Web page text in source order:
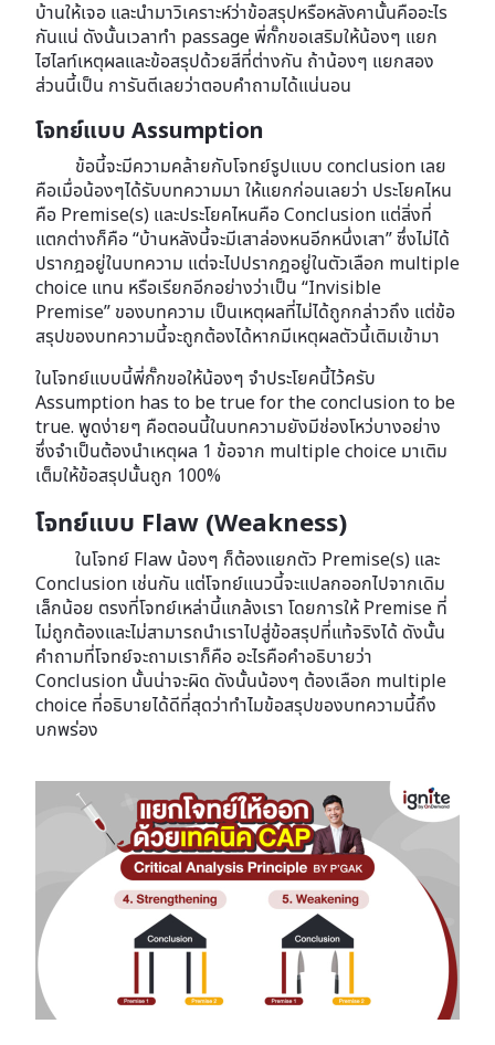
บ้านให้เจอ และนำมาวิเคราะห์ว่าข้อสรุปหรือหลังคานั้นคืออะไร
กันแน่ ดังนั้นเวลาทำ passage พี่กั๊กขอเสริมให้น้องๆ แยก
ไฮไลท์เหตุผลและข้อสรุปด้วยสีที่ต่างกัน ถ้าน้องๆ แยกสอง
ส่วนนี้เป็น การันตีเลยว่าตอบคำถามได้แน่นอน
โจทย์แบบ Assumption
ข้อนี้จะมีความคล้ายกับโจทย์รูปแบบ conclusion เลย
คือเมื่อน้องๆได้รับบทความมา ให้แยกก่อนเลยว่า ประโยคไหน
คือ Premise(s) และประโยคไหนคือ Conclusion แต่สิ่งที่
แตกต่างก็คือ “บ้านหลังนี้จะมีเสาล่องหนอีกหนึ่งเสา” ซึ่งไม่ได้
ปรากฎอยู่ในบทความ แต่จะไปปรากฎอยู่ในตัวเลือก multiple
choice แทน หรือเรียกอีกอย่างว่าเป็น “Invisible
Premise” ของบทความ เป็นเหตุผลที่ไม่ได้ถูกกล่าวถึง แต่ข้อ
สรุปของบทความนี้จะถูกต้องได้หากมีเหตุผลตัวนี้เติมเข้ามา
ในโจทย์แบบนี้พี่กั๊กขอให้น้องๆ จำประโยคนี้ไว้ครับ
Assumption has to be true for the conclusion to be
true. พูดง่ายๆ คือตอนนี้ในบทความยังมีช่องโหว่บางอย่าง
ซึ่งจำเป็นต้องนำเหตุผล 1 ข้อจาก multiple choice มาเติม
เต็มให้ข้อสรุปนั้นถูก 100%
โจทย์แบบ Flaw (Weakness)
ในโจทย์ Flaw น้องๆ ก็ต้องแยกตัว Premise(s) และ
Conclusion เช่นกัน แต่โจทย์แนวนี้จะแปลกออกไปจากเดิม
เล็กน้อย ตรงที่โจทย์เหล่านี้แกล้งเรา โดยการให้ Premise ที่
ไม่ถูกต้องและไม่สามารถนำเราไปสู่ข้อสรุปที่แท้จริงได้ ดังนั้น
คำถามที่โจทย์จะถามเราก็คือ อะไรคือคำอธิบายว่า
Conclusion นั้นน่าจะผิด ดังนั้นน้องๆ ต้องเลือก multiple
choice ที่อธิบายได้ดีที่สุดว่าทำไมข้อสรุปของบทความนี้ถึง
บกพร่อง